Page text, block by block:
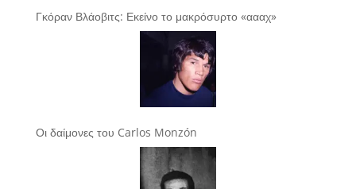
Γκόραν Βλάοβιτς: Εκείνο το μακρόσυρτο «αααχ»
Οι δαίμονες του Carlos Monzón